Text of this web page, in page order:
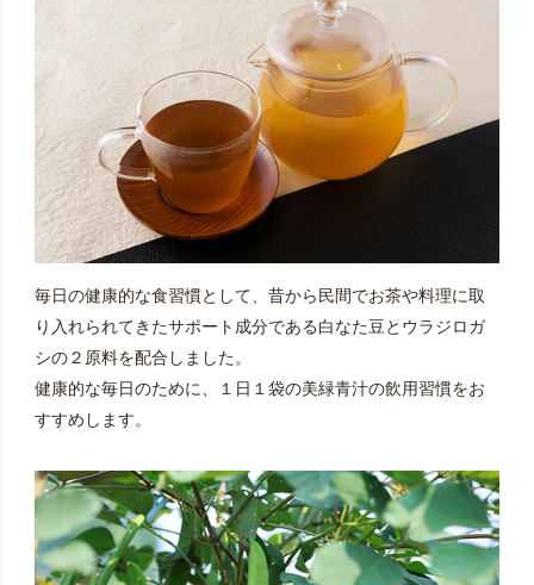
毎日の健康的な食習慣として、昔から民間でお茶や料理に取
り入れられてきたサポート成分である白なた豆とウラジロガ
シの２原料を配合しました。
健康的な毎日のために、１日１袋の美緑青汁の飲用習慣をお
すすめします。